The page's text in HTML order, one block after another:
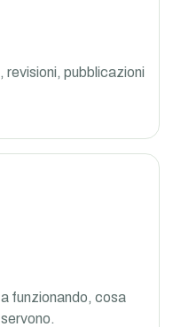
pubblicazioni
funzionando, cosa